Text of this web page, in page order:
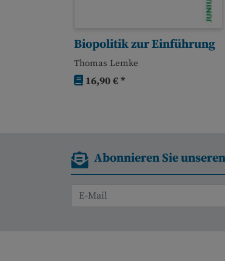
Biopolitik zur Einführung
Thomas Lemke
16,90 € *
Abonnieren Sie